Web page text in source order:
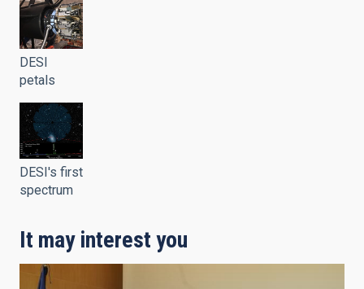
DESI
petals
DESI's first
spectrum
It may interest you